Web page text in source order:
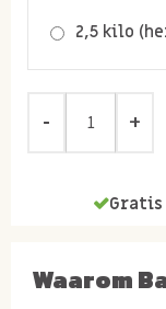
2,5 kilo
Gratis
Waarom